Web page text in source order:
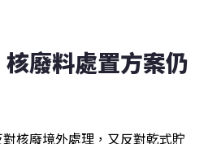
核廢料處置方案仍
核廢境外處理，又反對乾式貯